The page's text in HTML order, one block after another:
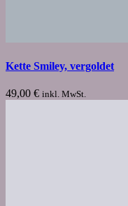
Kette Smiley, vergoldet
49,00 € inkl. MwSt.